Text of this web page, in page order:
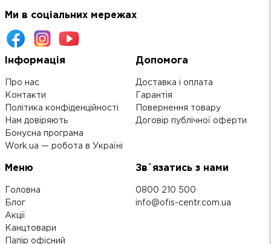
Ми в соціальних мережах
Інформація
Про нас
Контакти
Політика конфіденційності
Нам довіряють
Бонусна програма
Work.ua — робота в Україні
Допомога
Доставка і оплата
Гарантія
Повернення товару
Договір публічної оферти
Меню
Головна
Блог
Акції
Канцтовари
Папір офісний
Зв`язатись з нами
0800 210 500
info@ofis-centr.com.ua